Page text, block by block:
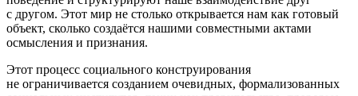
с другом. Этот мир не столько открывается нам как готовый
объект, сколько создаётся нашими совместными актами
осмысления и признания.
Этот процесс социального конструирования
не ограничивается созданием очевидных, формализованных